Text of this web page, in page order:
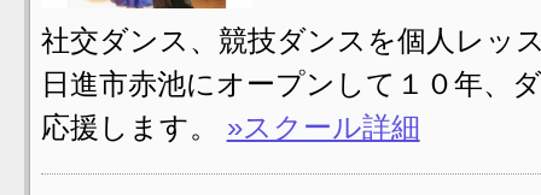
社交ダンス、競技ダンスを個人レッ
日進市赤池にオープンして１０年
応援します。 »スクール詳細